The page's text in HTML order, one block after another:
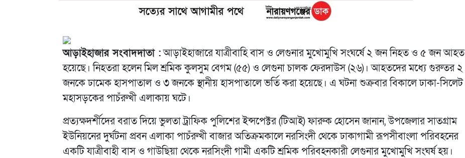
আড়াইহাজার সংবাদদাতা :আড়াইহাজারে যাত্রীবাহি বাস ও লেগুনার মুখোমুখি সংঘর্ষে ২ জন নিহত ও ৫ জন আহত
হয়েছে। নিহতরা হলেন মিল শ্রমিক কুলসুম বেগম (৫৫) ও লেগুনা চালক ফেরদাউস (২৬)। আহতদের মধ্যে গুরুতর ২
জনকে ঢামেক হাসপাতাল ও ৩ জনকে স্থানীয় হাসপাতালে ভর্তি করা হয়েছে। এ ঘটনা শুক্রবার বিকালে ঢাকা-সিলেট
মহাসড়কের পাচঁরুখী এলাকায় ঘটে।
প্রত্যক্ষদর্শীদের বরাত দিয়ে ভুলতা ট্রাফিক পুলিশের ইন্সপেক্টর (টিআই) ফারুক হোসেন জানান, উপজেলার সাতগ্রাম
ইউনিয়নের দুর্ঘটনা প্রবন এলাকা পাচঁরুখী বাজার অতিক্রমকালে নরসিংদী থেকে ঢাকাগামী রূপসীবাংলা পরিবহনের
একটি যাত্রীবাহী বাস ও গাউছিয়া থেকে নরসিংদী গামী একটি শ্রমিক পরিবহনকারী লেগুনার মুখোমুখি সংঘর্ষ হয়।